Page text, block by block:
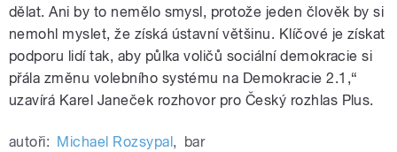
dělat. Ani by to nemělo smysl, protože jeden člověk by si
nemohl myslet, že získá ústavní většinu. Klíčové je získat
podporu lidí tak, aby půlka voličů sociální demokracie si
přála změnu volebního systému na Demokracie 2.1,“
uzavírá Karel Janeček rozhovor pro Český rozhlas Plus.
autoři: Michael Rozsypal , bar